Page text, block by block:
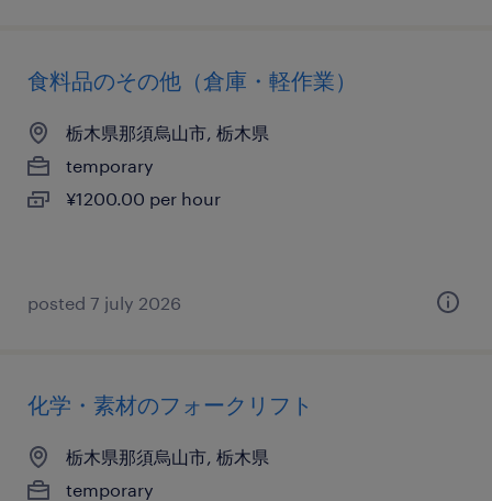
食料品のその他（倉庫・軽作業）
栃木県那須烏山市, 栃木県
temporary
¥1200.00 per hour
posted 7 july 2026
化学・素材のフォークリフト
栃木県那須烏山市, 栃木県
temporary